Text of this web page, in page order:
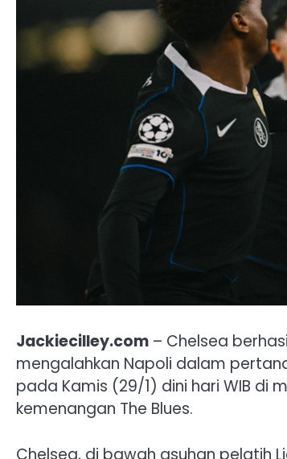
Jackiecilley.com – Chelsea
mengalahkan Napoli dalam
pada Kamis (29/1) dini hari WIB di
kemenangan The Blues.
Chelsea, di bawah asuhan pelatih